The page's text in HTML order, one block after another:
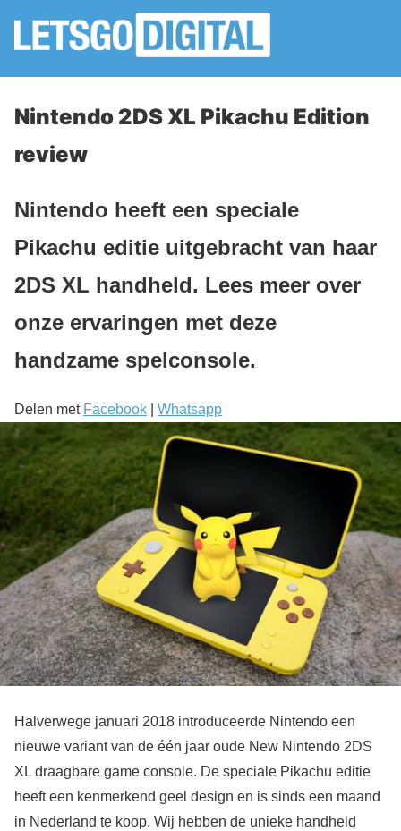
Nintendo 2DS XL Pikachu Edition
review
Nintendo heeft een speciale
Pikachu editie uitgebracht van haar
2DS XL handheld. Lees meer over
onze ervaringen met deze
handzame spelconsole.
Delen met Facebook Whatsapp
Halverwege januari 2018 introduceerde Nintendo een
nieuwe variant van de één jaar oude New Nintendo 2DS
XL draagbare game console. De speciale Pikachu editie
heeft een kenmerkend geel design en is sinds een maand
in Nederland te koop. Wij hebben de unieke handheld